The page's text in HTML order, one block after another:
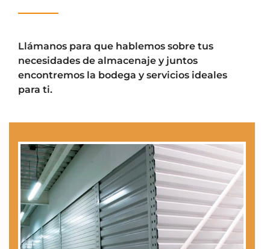
Llámanos para que hablemos sobre tus
necesidades de almacenaje y juntos
encontremos la bodega y servicios ideales
para ti.